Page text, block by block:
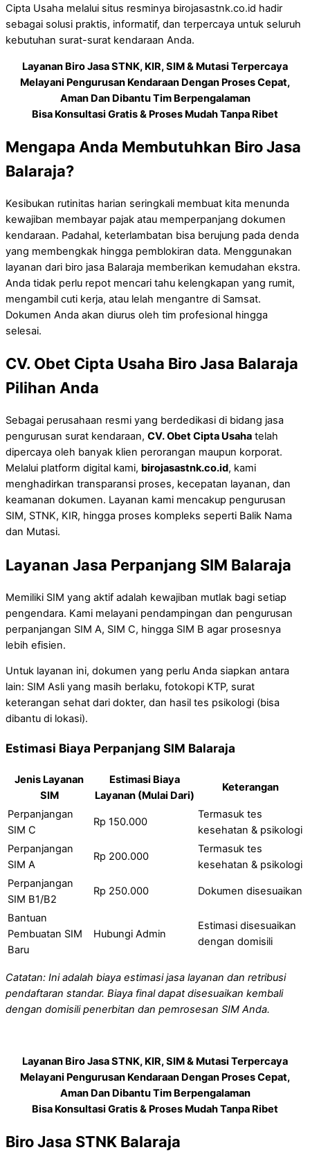
Cipta Usaha melalui situs resminya birojasastnk.co.id hadir
sebagai solusi praktis, informatif, dan terpercaya untuk seluruh
kebutuhan surat-surat kendaraan Anda.
Layanan Biro Jasa STNK, KIR, SIM & Mutasi Terpercaya
Melayani Pengurusan Kendaraan Dengan Proses Cepat,
Aman Dan Dibantu Tim Berpengalaman
Bisa Konsultasi Gratis & Proses Mudah Tanpa Ribet
Mengapa Anda Membutuhkan Biro Jasa
Balaraja?
Kesibukan rutinitas harian seringkali membuat kita menunda
kewajiban membayar pajak atau memperpanjang dokumen
kendaraan. Padahal, keterlambatan bisa berujung pada denda
yang membengkak hingga pemblokiran data. Menggunakan
layanan dari biro jasa Balaraja memberikan kemudahan ekstra.
Anda tidak perlu repot mencari tahu kelengkapan yang rumit,
mengambil cuti kerja, atau lelah mengantre di Samsat.
Dokumen Anda akan diurus oleh tim profesional hingga
selesai.
CV. Obet Cipta Usaha Biro Jasa Balaraja
Pilihan Anda
Sebagai perusahaan resmi yang berdedikasi di bidang jasa
pengurusan surat kendaraan, CV. Obet Cipta Usaha telah
dipercaya oleh banyak klien perorangan maupun korporat.
Melalui platform digital kami, birojasastnk.co.id, kami
menghadirkan transparansi proses, kecepatan layanan, dan
keamanan dokumen. Layanan kami mencakup pengurusan
SIM, STNK, KIR, hingga proses kompleks seperti Balik Nama
dan Mutasi.
Layanan Jasa Perpanjang SIM Balaraja
Memiliki SIM yang aktif adalah kewajiban mutlak bagi setiap
pengendara. Kami melayani pendampingan dan pengurusan
perpanjangan SIM A, SIM C, hingga SIM B agar prosesnya
lebih efisien.
Untuk layanan ini, dokumen yang perlu Anda siapkan antara
lain: SIM Asli yang masih berlaku, fotokopi KTP, surat
keterangan sehat dari dokter, dan hasil tes psikologi (bisa
dibantu di lokasi).
Estimasi Biaya Perpanjang SIM Balaraja
Jenis Layanan
SIM
Estimasi Biaya
Layanan (Mulai Dari)
Keterangan
Perpanjangan
SIM C
Rp 150.000
Termasuk tes
kesehatan & psikologi
Perpanjangan
SIM A
Rp 200.000
Termasuk tes
kesehatan & psikologi
Perpanjangan
SIM B1/B2
Rp 250.000 Dokumen disesuaikan
Bantuan
Pembuatan SIM
Baru
Hubungi Admin
Estimasi disesuaikan
dengan domisili
Catatan: Ini adalah biaya estimasi jasa layanan dan retribusi
pendaftaran standar. Biaya final dapat disesuaikan kembali
dengan domisili penerbitan dan pemrosesan SIM Anda.
Layanan Biro Jasa STNK, KIR, SIM & Mutasi Terpercaya
Melayani Pengurusan Kendaraan Dengan Proses Cepat,
Aman Dan Dibantu Tim Berpengalaman
Bisa Konsultasi Gratis & Proses Mudah Tanpa Ribet
Biro Jasa STNK Balaraja